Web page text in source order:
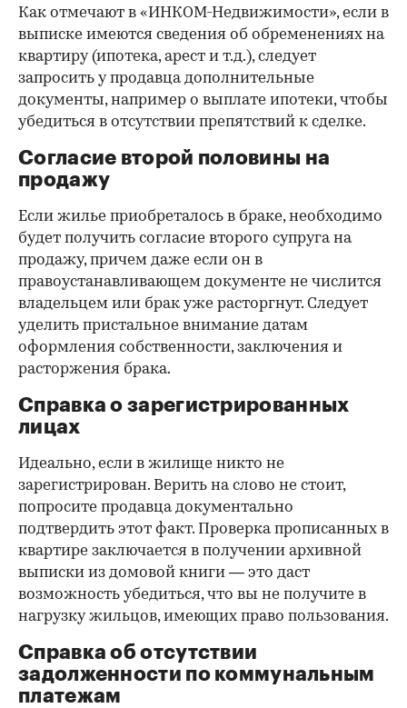
Как отмечают в «ИНКОМ-Недвижимости», если в
выписке имеются сведения об обременениях на
квартиру (ипотека, арест и т.д.), следует
запросить у продавца дополнительные
документы, например о выплате ипотеки, чтобы
убедиться в отсутствии препятствий к сделке.
Согласие второй половины на
продажу
Если жилье приобреталось в браке, необходимо
будет получить согласие второго супруга на
продажу, причем даже если он в
правоустанавливающем документе не числится
владельцем или брак уже расторгнут. Следует
уделить пристальное внимание датам
оформления собственности, заключения и
расторжения брака.
Справка о зарегистрированных
лицах
Идеально, если в жилище никто не
зарегистрирован. Верить на слово не стоит,
попросите продавца документально
подтвердить этот факт. Проверка прописанных в
квартире заключается в получении архивной
выписки из домовой книги — это даст
возможность убедиться, что вы не получите в
нагрузку жильцов, имеющих право пользования.
Справка об отсутствии
задолженности по коммунальным
платежам